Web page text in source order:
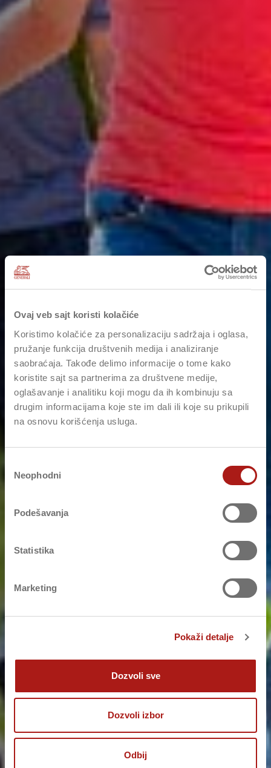
Ovaj veb sajt koristi kolačiće
Koristimo kolačiće za personalizaciju sadržaja i oglasa,
pružanje funkcija društvenih medija i analiziranje
saobraćaja. Takođe delimo informacije o tome kako
koristite sajt sa partnerima za društvene medije,
oglašavanje i analitiku koji mogu da ih kombinuju sa
drugim informacijama koje ste im dali ili koje su prikupili
na osnovu korišćenja usluga.
сагласности
Neophodni
Podešavanja
Statistika
Marketing
Pokaži detalje
Dozvoli sve
Dozvoli izbor
Odbij